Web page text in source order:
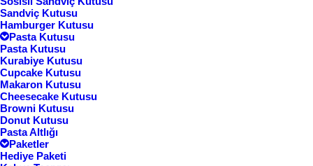
Sandviç Kutusu
Hamburger Kutusu
Pasta Kutusu
Pasta Kutusu
Kurabiye Kutusu
Cupcake Kutusu
Makaron Kutusu
Cheesecake Kutusu
Browni Kutusu
Donut Kutusu
Pasta Altlığı
Paketler
Hediye Paketi